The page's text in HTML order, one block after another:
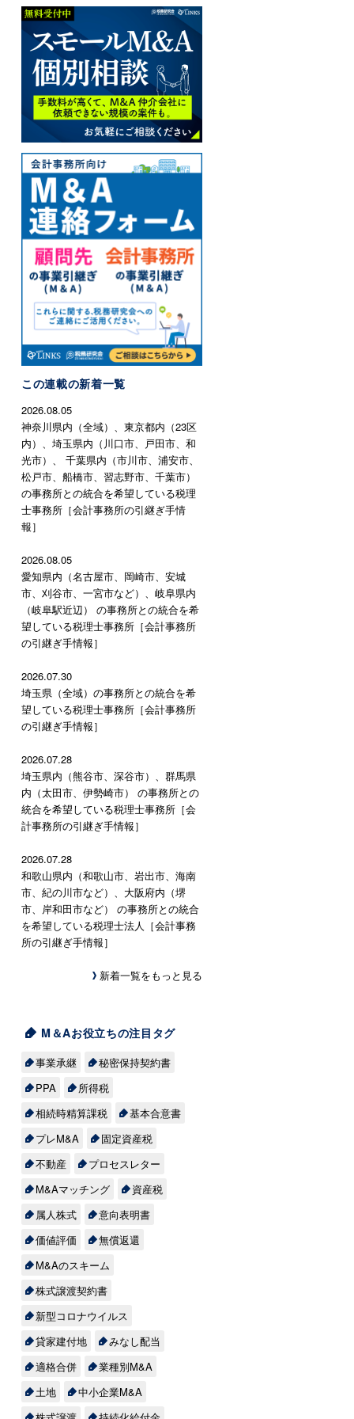
この連載の新着一覧
2026.08.05
神奈川県内（全域）、東京都内（23区
内）、埼玉県内（川口市、戸田市、和
光市）、 千葉県内（市川市、浦安市、
松戸市、船橋市、習志野市、千葉市）
の事務所との統合を希望している税理
士事務所［会計事務所の引継ぎ手情
報］
2026.08.05
愛知県内（名古屋市、岡崎市、安城
市、刈谷市、一宮市など）、岐阜県内
（岐阜駅近辺） の事務所との統合を希
望している税理士事務所［会計事務所
の引継ぎ手情報］
2026.07.30
埼玉県（全域）の事務所との統合を希
望している税理士事務所［会計事務所
の引継ぎ手情報］
2026.07.28
埼玉県内（熊谷市、深谷市）、群馬県
内（太田市、伊勢崎市） の事務所との
統合を希望している税理士事務所［会
計事務所の引継ぎ手情報］
2026.07.28
和歌山県内（和歌山市、岩出市、海南
市、紀の川市など）、大阪府内（堺
市、岸和田市など） の事務所との統合
を希望している税理士法人［会計事務
所の引継ぎ手情報］
新着一覧をもっと見る
M＆Aお役立ちの注目タグ
事業承継
秘密保持契約書
PPA
所得税
相続時精算課税
基本合意書
プレM&A
固定資産税
不動産
プロセスレター
M&Aマッチング
資産税
属人株式
意向表明書
価値評価
無償返還
M&Aのスキーム
株式譲渡契約書
新型コロナウイルス
貸家建付地
みなし配当
適格合併
業種別M&A
土地
中小企業M&A